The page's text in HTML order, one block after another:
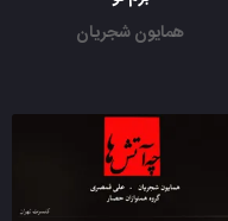
همایون شجریان